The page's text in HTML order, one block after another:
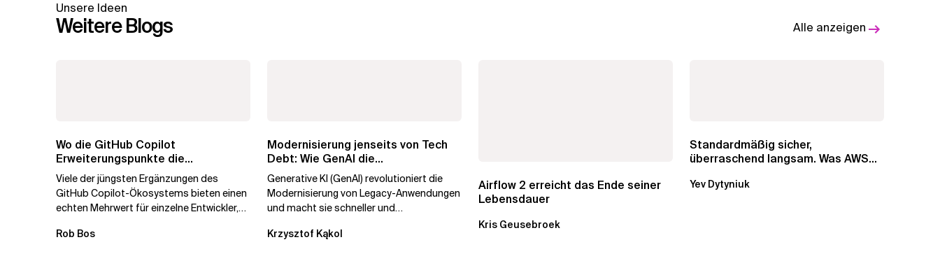
Unsere Ideen
Weitere Blogs Alle anzeigen
Wo die GitHub Copilot
Erweiterungspunkte die
Governance brechen
Viele der jüngsten Ergänzungen des
GitHub Copilot-Ökosystems bieten einen
echten Mehrwert für einzelne Entwickler,
Rob Bos
Modernisierung jenseits von Tech
Debt: Wie GenAI die
Unternehmenstransformation...
Generative KI (GenAI) revolutioniert die
Modernisierung von Legacy-Anwendungen
und macht sie schneller und
Automatisierung...
Krzysztof Kąkol
Airflow 2 erreicht das Ende seiner
Lebensdauer
Kris Geusebroek
Standardmäßig sicher,
überraschend langsam. Was AWS
Yev Dytyniuk